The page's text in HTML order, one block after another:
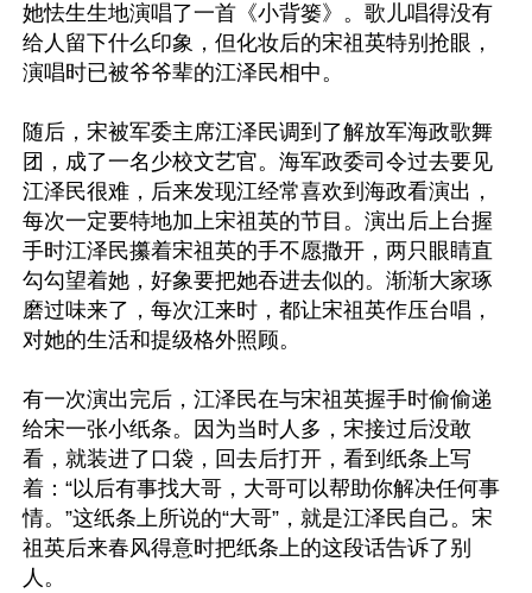
她怯生生地演唱了一首《小背篓》。歌儿唱得没有
给人留下什么印象，但化妆后的宋祖英特别抢眼，
演唱时已被爷爷辈的江泽民相中。
随后，宋被军委主席江泽民调到了解放军海政歌舞
团，成了一名少校文艺官。海军政委司令过去要见
江泽民很难，后来发现江经常喜欢到海政看演出，
每次一定要特地加上宋祖英的节目。演出后上台握
手时江泽民攥着宋祖英的手不愿撒开，两只眼睛直
勾勾望着她，好象要把她吞进去似的。渐渐大家琢
磨过味来了，每次江来时，都让宋祖英作压台唱，
对她的生活和提级格外照顾。
有一次演出完后，江泽民在与宋祖英握手时偷偷递
给宋一张小纸条。因为当时人多，宋接过后没敢
看，就装进了口袋，回去后打开，看到纸条上写
着：“以后有事找大哥，大哥可以帮助你解决任何事
情。”这纸条上所说的“大哥”，就是江泽民自己。宋
祖英后来春风得意时把纸条上的这段话告诉了别
人。